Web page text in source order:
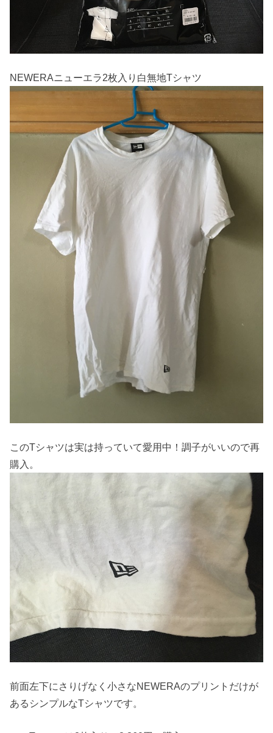
NEWERAニューエラ2枚入り白無地Tシャツ
このTシャツは実は持っていて愛用中！調子がいいので再
購入。
前面左下にさりげなく小さなNEWERAのプリントだけが
あるシンプルなTシャツです。